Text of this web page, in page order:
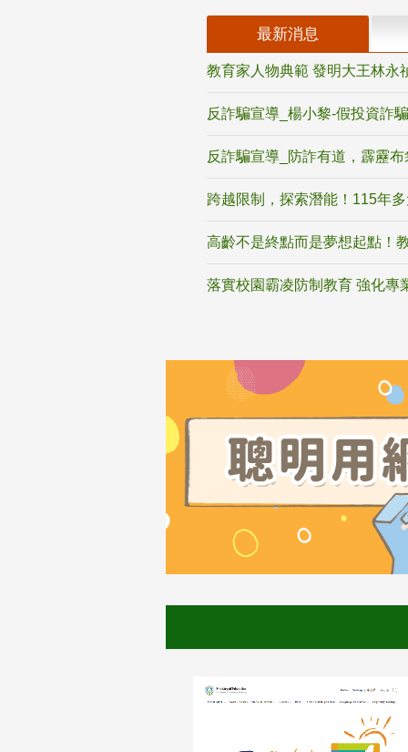
最新消息
教育家人物典範 發明大王林永
反詐騙宣導_楊小黎-假投資詐騙
反詐騙宣導_防詐有道，霹靂
跨越限制，探索潛能！115年
高齡不是終點而是夢想起點！
落實校園霸凌防制教育 強化專